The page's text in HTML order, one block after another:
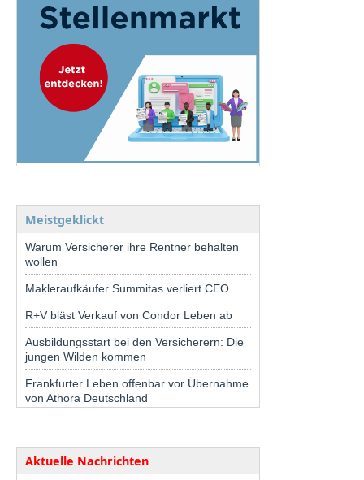
Meistgeklickt
Warum Versicherer ihre Rentner behalten
wollen
Makleraufkäufer Summitas verliert CEO
R+V bläst Verkauf von Condor Leben ab
Ausbildungsstart bei den Versicherern: Die
jungen Wilden kommen
Frankfurter Leben offenbar vor Übernahme
von Athora Deutschland
Aktuelle Nachrichten